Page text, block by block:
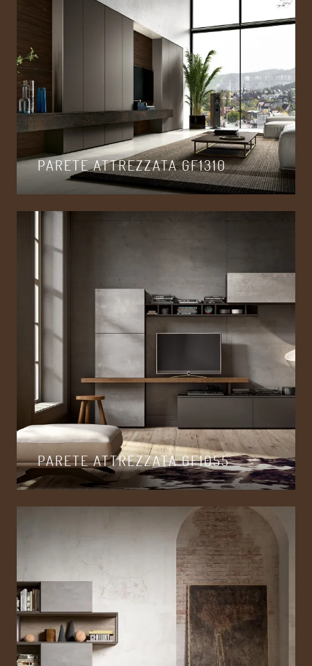
PARETE ATTREZZATA GF1310
PARETE ATTREZZATA GF1055